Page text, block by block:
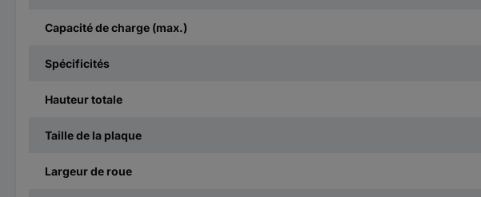
Capacité de charge (max.)
Spécificités
Hauteur totale
Taille de la plaque
Largeur de roue